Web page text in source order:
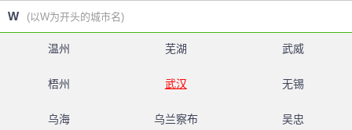
W (以W为开头的城市名)
温州 芜湖 武威
梧州 武汉 无锡
乌海 乌兰察布 吴忠